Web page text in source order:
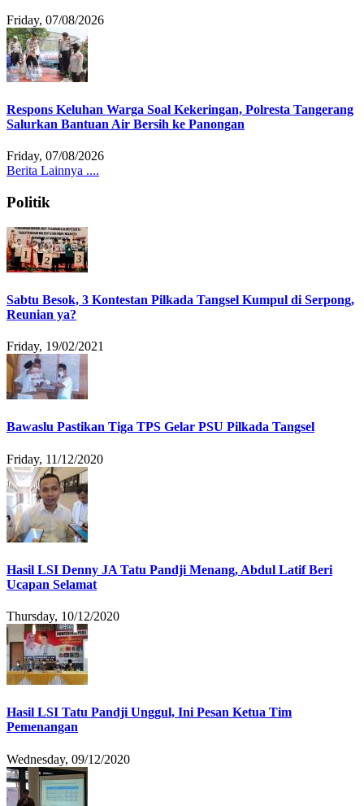
Friday, 07/08/2026
Respons Keluhan Warga Soal Kekeringan, Polresta Tangerang
Salurkan Bantuan Air Bersih ke Panongan
Friday, 07/08/2026
Berita Lainnya ....
Politik
Sabtu Besok, 3 Kontestan Pilkada Tangsel Kumpul di Serpong,
Reunian ya?
Friday, 19/02/2021
Bawaslu Pastikan Tiga TPS Gelar PSU Pilkada Tangsel
Friday, 11/12/2020
Hasil LSI Denny JA Tatu Pandji Menang, Abdul Latif Beri
Ucapan Selamat
Thursday, 10/12/2020
Hasil LSI Tatu Pandji Unggul, Ini Pesan Ketua Tim
Pemenangan
Wednesday, 09/12/2020